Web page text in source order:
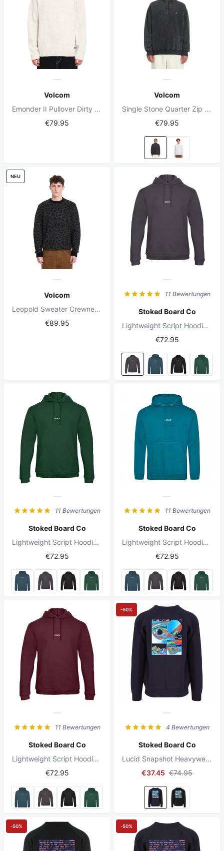
Volcom
Emonder II Pullover Dirty White
€79.95
Volcom
Single Stone Quarter Zip Light Acid Black
€79.95
Volcom
Leopold Sweater Crewneck Black
€89.95
NEU
11 Bewertungen
Stoked Board Co
Lightweight Script Hoodie Antraciet
€72.95
11 Bewertungen
Stoked Board Co
Lightweight Script Hoodie Forest Green
€72.95
11 Bewertungen
Stoked Board Co
Lightweight Script Hoodie Jade
€72.95
11 Bewertungen
Stoked Board Co
Lightweight Script Hoodie Bordeaux
€72.95
4 Bewertungen
Stoked Board Co
Lucid Snapshot Heavyweight Sweater New French Navy
€37.45 €74.95
-50%
-50% -50%